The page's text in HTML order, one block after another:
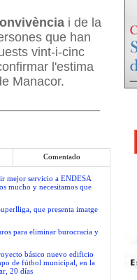
i de la
que han
vint-i-cinc
l'estima
Manacor.
Comentado
mejor servicio a ENDESA
mucho y necesitamos que
que presenta imatge
para eliminar burocracia y
básico nuevo edificio
de fútbol municipal, en la
20 días